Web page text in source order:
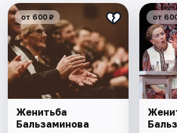
от 600 ₽
Женитьба
Бальзаминова
от